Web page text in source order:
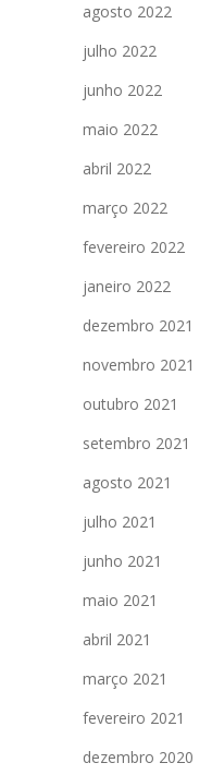
agosto 2022
julho 2022
junho 2022
maio 2022
abril 2022
março 2022
fevereiro 2022
janeiro 2022
dezembro 2021
novembro 2021
outubro 2021
setembro 2021
agosto 2021
julho 2021
junho 2021
maio 2021
abril 2021
março 2021
fevereiro 2021
dezembro 2020